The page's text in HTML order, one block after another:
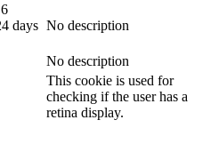
days No description
No description
This cookie is used for
checking if the user has a
retina display.